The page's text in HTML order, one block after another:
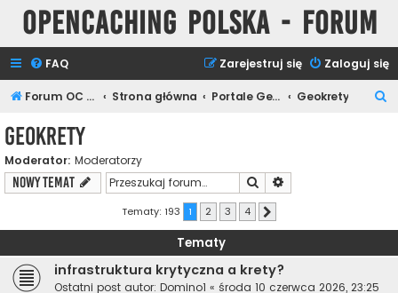
Opencaching Polska - Forum
FAQ Zaloguj się
Zarejestruj się
Forum OC PL Strona główna Portale Geocachingowe Geokrety
Geokrety
Moderator: Moderatorzy
NOWY TEMAT Szukaj
Tematy: 193 1 2 3 4
Tematy
infrastruktura krytyczna a krety?
Ostatni post autor: Domino1 « środa 10 czerwca 2026, 23:25